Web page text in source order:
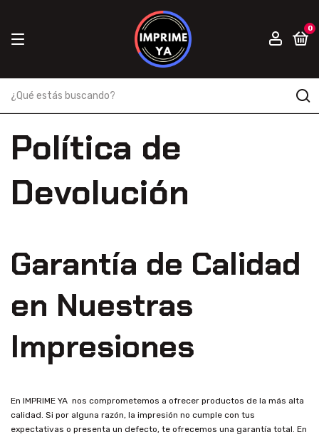
0
Política de
Devolución
Garantía de Calidad
en Nuestras
Impresiones
En IMPRIME YA nos comprometemos a ofrecer productos de la más alta
calidad. Si por alguna razón, la impresión no cumple con tus
expectativas o presenta un defecto, te ofrecemos una garantía total. En